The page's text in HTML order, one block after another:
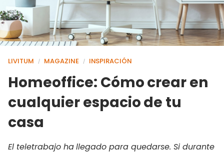
LIVITUM / MAGAZINE / INSPIRACIÓN
Homeoffice: Cómo crear en
cualquier espacio de tu
casa
El teletrabajo ha llegado para quedarse. Si durante